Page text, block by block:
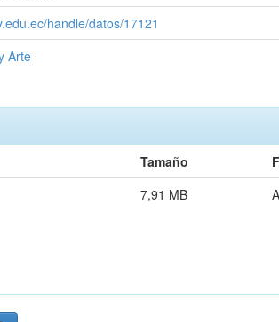
handle/datos/17121
Arte
Tamaño
7,91 MB